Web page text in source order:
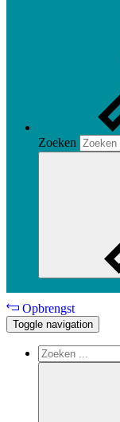
Zoeken
Opbrengst
Toggle navigation